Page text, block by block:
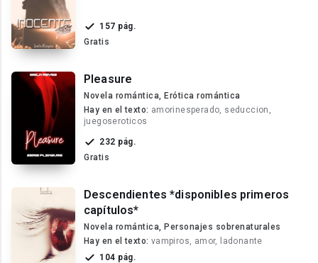
157 pág.
Gratis
Pleasure
Novela romántica, Erótica romántica
Hay en el texto: amorinesperado, seduccion,
juegoseroticos
232 pág.
Gratis
Descendientes *disponibles primeros
capítulos*
Novela romántica, Personajes sobrenaturales
Hay en el texto: vampiros, amor, ladonante
104 pág.